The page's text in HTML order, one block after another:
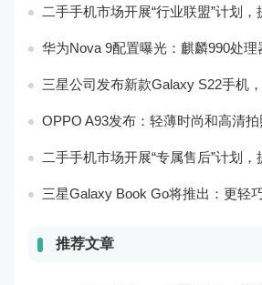
二手手机市场开展“行业联盟”计划，提高
华为Nova 9配置曝光：麒麟990处理器
三星公司发布新款Galaxy S22手机，将搭载最新的Exynos
OPPO A93发布：轻薄时尚和高清拍照，让你拥有更加美好
二手手机市场开展“专属售后”计划，提供更好
三星Galaxy Book Go将推出：更轻巧的设计和更好的
推荐文章